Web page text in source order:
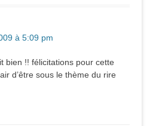
à 5:09 pm
bien !! félicitations pour cette
d’être sous le thème du rire